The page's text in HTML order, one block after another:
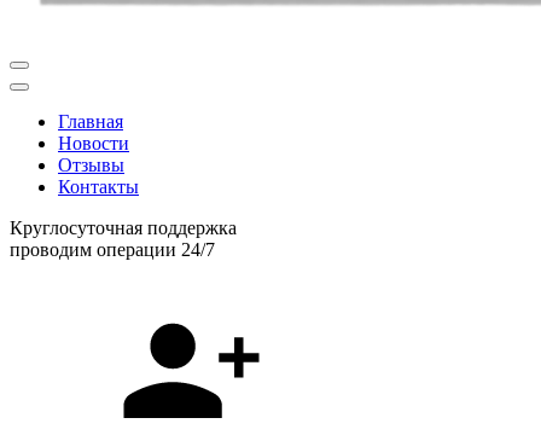
Главная
Новости
Отзывы
Контакты
Круглосуточная поддержка
проводим операции 24/7